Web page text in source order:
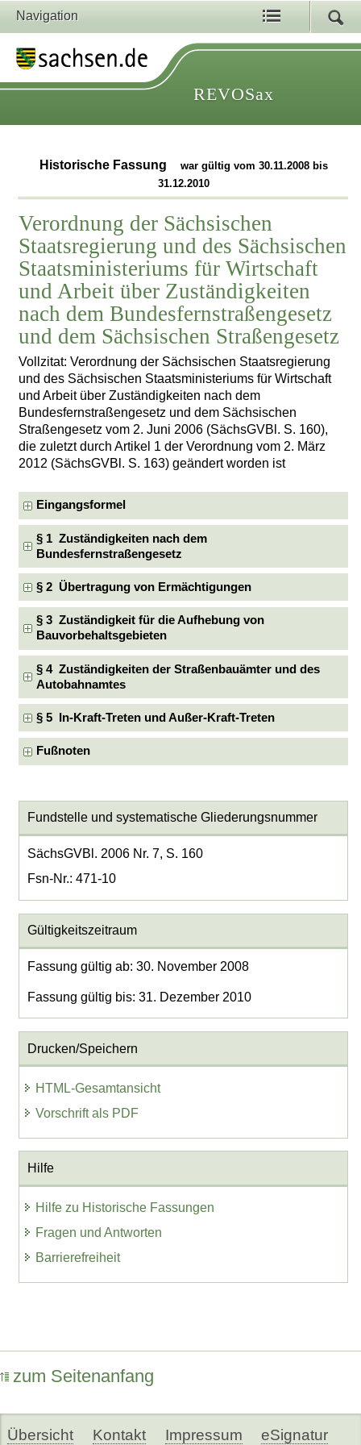
Navigation
REVOSax
Historische Fassung
war gültig vom 30.11.2008 bis
31.12.2010
Verordnung der Sächsischen
Staatsregierung und des Sächsischen
Staatsministeriums für Wirtschaft
und Arbeit über Zuständigkeiten
nach dem Bundesfernstraßengesetz
und dem Sächsischen Straßengesetz
Vollzitat: Verordnung der Sächsischen Staatsregierung
und des Sächsischen Staatsministeriums für Wirtschaft
und Arbeit über Zuständigkeiten nach dem
Bundesfernstraßengesetz und dem Sächsischen
Straßengesetz vom 2. Juni 2006 (SächsGVBl. S. 160),
die zuletzt durch Artikel 1 der Verordnung vom 2. März
2012 (SächsGVBl. S. 163) geändert worden ist
Eingangsformel
§ 1 Zuständigkeiten nach dem
Bundesfernstraßengesetz
§ 2 Übertragung von Ermächtigungen
§ 3 Zuständigkeit für die Aufhebung von
Bauvorbehaltsgebieten
§ 4 Zuständigkeiten der Straßenbauämter und des
Autobahnamtes
§ 5 In-Kraft-Treten und Außer-Kraft-Treten
Fußnoten
Fundstelle und systematische Gliederungsnummer
SächsGVBl. 2006 Nr. 7, S. 160
Fsn-Nr.: 471-10
Gültigkeitszeitraum
Fassung gültig ab: 30. November 2008
Fassung gültig bis: 31. Dezember 2010
Drucken/Speichern
HTML-Gesamtansicht
Vorschrift als PDF
Hilfe
Hilfe zu Historische Fassungen
Fragen und Antworten
Barrierefreiheit
zum Seitenanfang
Übersicht Kontakt Impressum eSignatur